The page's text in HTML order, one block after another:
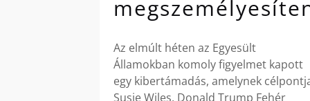
Az elmúlt héten az Egyesült
Államokban komoly figyelmet kapott
egy kibertámadás, amelynek
Susie Wiles, Donald Trump Fehér